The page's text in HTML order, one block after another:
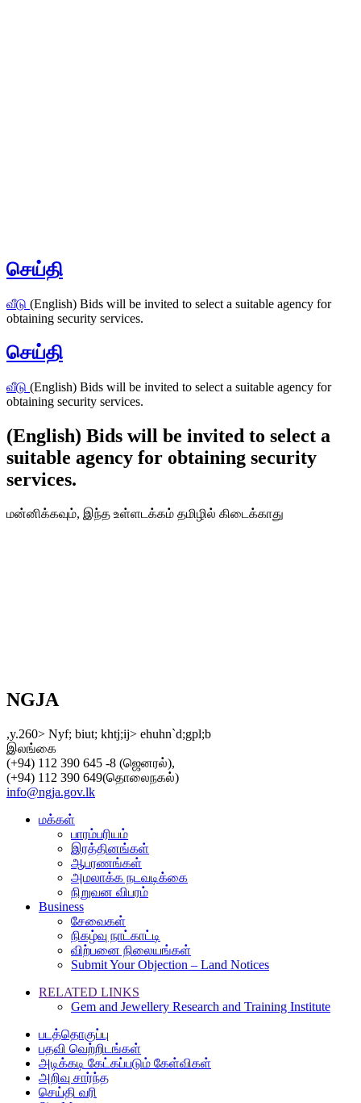
செய்தி
வீடு (English) Bids will be invited to select a suitable agency for
obtaining security services.
செய்தி
வீடு (English) Bids will be invited to select a suitable agency for
obtaining security services.
(English) Bids will be invited to select a
suitable agency for obtaining security
services.
மன்னிக்கவும், இந்த உள்ளடக்கம் தமிழில் கிடைக்காது
NGJA
,y.260> Nyf; biut; khtj;ij> ehuhn`d;gpl;b
இலங்கை
(+94) 112 390 645 -8 (ஜெனரல்),
(+94) 112 390 649(தொலைநகல்)
info@ngja.gov.lk
மக்கள்
பாரம்பரியம்
இரத்தினங்கள்
ஆபரணங்கள்
அமலாக்க நடவடிக்கை
நிறுவன விபரம்
Business
சேவைகள்
நிகழ்வு நாட்காட்டி
விற்பனை நிலையங்கள்
Submit Your Objection – Land Notices
RELATED LINKS
Gem and Jewellery Research and Training Institute
படத்தொகுப்பு
பதவி வெற்றிடங்கள்
அடிக்கடி கேட்கப்படும் கேள்விகள்
அறிவு சார்ந்த
செய்தி வரி